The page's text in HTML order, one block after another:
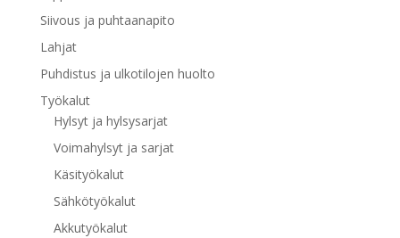
Siivous ja puhtaanapito
Lahjat
Puhdistus ja ulkotilojen huolto
Työkalut
Hylsyt ja hylsysarjat
Voimahylsyt ja sarjat
Käsityökalut
Sähkötyökalut
Akkutyökalut